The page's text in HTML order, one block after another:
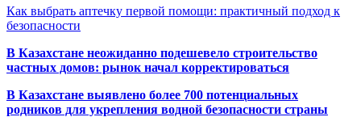
Как выбрать аптечку первой помощи: практичный подход к
безопасности
В Казахстане неожиданно подешевело строительство
частных домов: рынок начал корректироваться
В Казахстане выявлено более 700 потенциальных
родников для укрепления водной безопасности страны